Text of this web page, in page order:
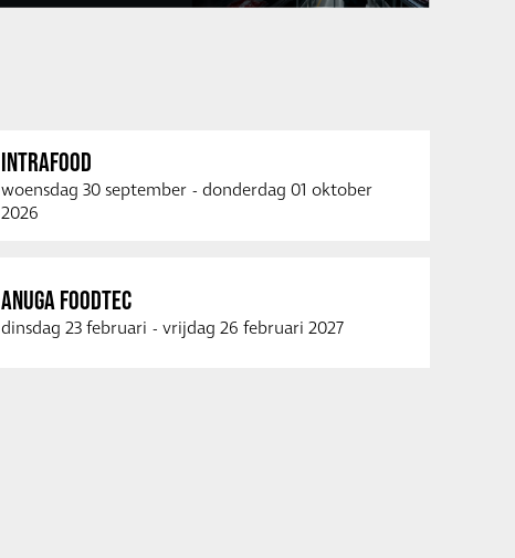
INTRAFOOD
woensdag 30 september - donderdag 01 oktober
2026
ANUGA FOODTEC
dinsdag 23 februari - vrijdag 26 februari 2027